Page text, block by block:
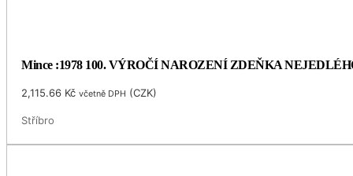
Mince :1978 100. VÝROČÍ NAROZENÍ ZDEŇKA
2,115.66 Kč včetně DPH (CZK)
Stříbro